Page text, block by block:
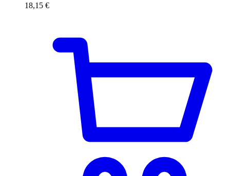
18,15 €